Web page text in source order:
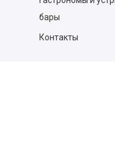
бары
Контакты